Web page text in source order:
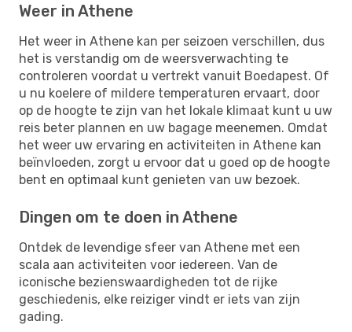
Weer in Athene
Het weer in Athene kan per seizoen verschillen, dus
het is verstandig om de weersverwachting te
controleren voordat u vertrekt vanuit Boedapest. Of
u nu koelere of mildere temperaturen ervaart, door
op de hoogte te zijn van het lokale klimaat kunt u uw
reis beter plannen en uw bagage meenemen. Omdat
het weer uw ervaring en activiteiten in Athene kan
beïnvloeden, zorgt u ervoor dat u goed op de hoogte
bent en optimaal kunt genieten van uw bezoek.
Dingen om te doen in Athene
Ontdek de levendige sfeer van Athene met een
scala aan activiteiten voor iedereen. Van de
iconische bezienswaardigheden tot de rijke
geschiedenis, elke reiziger vindt er iets van zijn
gading.